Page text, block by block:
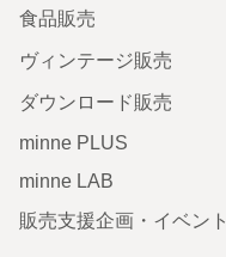
食品販売
ヴィンテージ販売
ダウンロード販売
minne PLUS
minne LAB
販売支援企画・イベント